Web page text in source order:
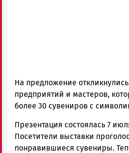
На предложение
предприятий и мастеров,
более 30 сувениров с
Презентация состоялась 7
Посетители выставки
понравившиеся сувениры.